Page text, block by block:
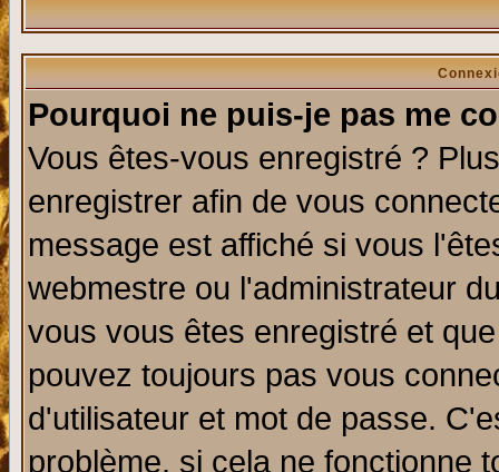
Pourquoi ne puis-je pas me
Vous êtes-vous enregistré ?
enregistrer afin de vous
message est affiché si vous
webmestre ou l'administrateur
vous vous êtes enregistré et
pouvez toujours pas vous
d'utilisateur et mot de passe.
problème, si cela ne fonctionne